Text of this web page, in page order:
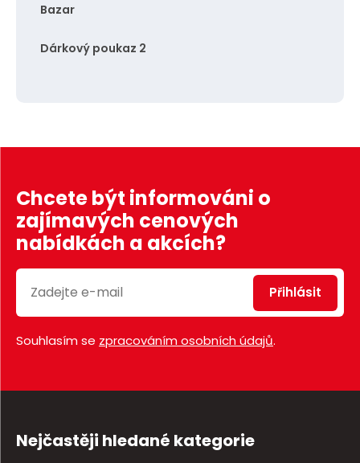
Bazar
Dárkový poukaz 2
Chcete být informováni o
zajímavých cenových
nabídkách a akcích?
Přihlásit
Souhlasím se zpracováním osobních údajů.
Nejčastěji hledané kategorie